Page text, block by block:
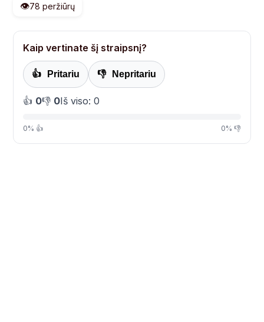
👁️78 peržiūrų
Kaip vertinate šį straipsnį?
👍 Pritariu 👎 Nepritariu
👍 0👎 0Iš viso: 0
0% 👍 0% 👎